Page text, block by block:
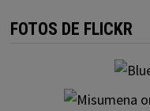
FOTOS DE FLICKR